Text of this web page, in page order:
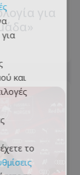
για
και
το